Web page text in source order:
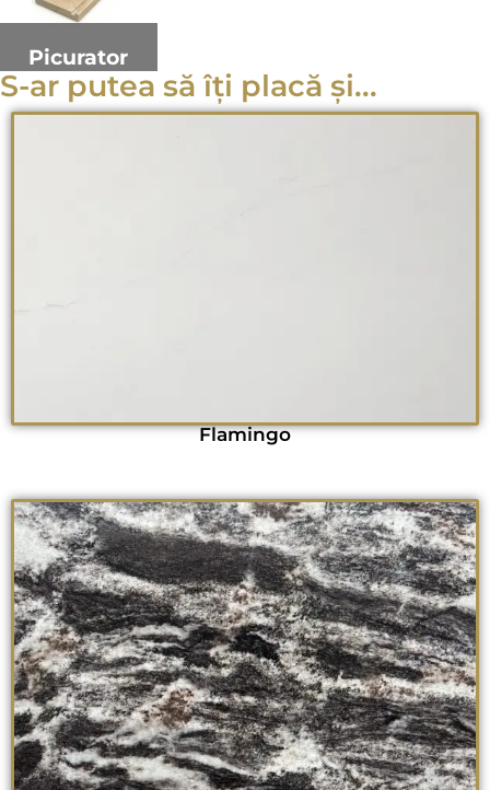
Picurator
S-ar putea să îți placă și...
Flamingo